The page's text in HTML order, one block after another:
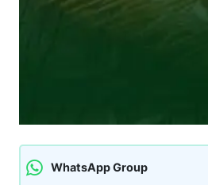
WhatsApp Group